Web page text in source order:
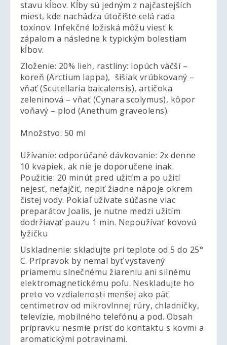
stavu kĺbov. Kĺby sú jedným z najčastejších
miest, kde nachádza útočište celá rada
toxínov. Infekčné ložiská môžu viesť k
zápalom a následne k typickým bolestiam
kĺbov.
Zloženie: 20% lieh, rastliny: lopúch väčší –
koreň (Arctium lappa), šišiak vrúbkovaný –
vňať (Scutellaria baicalensis), artičoka
zeleninová – vňať (Cynara scolymus), kôpor
voňavý – plod (Anethum graveolens).
Množstvo: 50 ml
Užívanie: odporúčané dávkovanie: 2x denne
10 kvapiek, ak nie je doporučene inak.
Použitie: 20 minút pred užitím a po užití
nejesť, nefajčiť, nepiť žiadne nápoje okrem
čistej vody. Pokiaľ užívate súčasne viac
preparátov Joalis, je nutne medzi užitím
dodržiavať pauzu 1 min. Nepoužívať kovovú
lyžičku
Uskladnenie: skladujte pri teplote od 5 do 25°
C. Prípravok by nemal byť vystavený
priamemu slnečnému žiareniu ani silnému
elektromagnetickému poľu. Neskladujte ho
preto vo vzdialenosti menšej ako päť
centimetrov od mikrovlnnej rúry, chladničky,
televízie, mobilného telefónu a pod. Obsah
prípravku nesmie prísť do kontaktu s kovmi a
aromatickými potravinami.